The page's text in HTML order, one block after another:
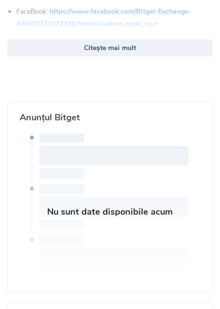
FaceBook: https://www.facebook.com/Bitget-Exchange-
430097711072328/?modal=admin_todo_tour
https://www.reddit.com/r/bitget/
Telegram 1: https://t.me/BitgetENOfficial
Telegram 2:
Citește mai mult
Anunțul Bitget
Nu sunt date disponibile acum